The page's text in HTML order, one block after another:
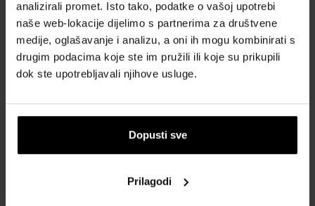
analizirali promet. Isto tako, podatke o vašoj upotrebi
naše web-lokacije dijelimo s partnerima za društvene
medije, oglašavanje i analizu, a oni ih mogu kombinirati s
drugim podacima koje ste im pružili ili koje su prikupili
dok ste upotrebljavali njihove usluge.
Dopusti sve
Prilagodi
2ml - Parfemski ekstrakti -
Žene
2ml - Parfemski ekstrakti -
Unisex